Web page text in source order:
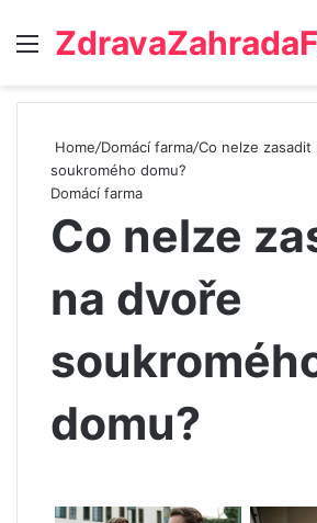
Menu
Home/Domácí farma/Co nelze zasadit
soukromého domu?
Domácí farma
Co nelze
na dvoře
domu?